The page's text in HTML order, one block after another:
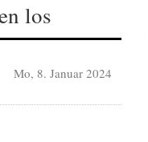
los
Mo, 8. Januar 2024